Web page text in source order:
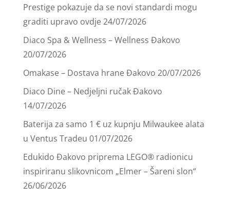
Prestige pokazuje da se novi standardi mogu
graditi upravo ovdje24/07/2026
Diaco Spa & Wellness – Wellness Đakovo
20/07/2026
Omakase – Dostava hrane Đakovo 20/07/2026
Diaco Dine – Nedjeljni ručak Đakovo
14/07/2026
Baterija za samo 1 € uz kupnju Milwaukee alata
u Ventus Tradeu 01/07/2026
Edukido Đakovo priprema LEGO® radionicu
inspiriranu slikovnicom „Elmer – Šareni slon“
26/06/2026